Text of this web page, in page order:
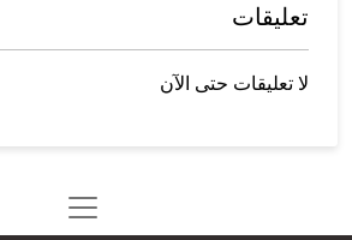
تعليقات
لا تعليقات حتى الآن